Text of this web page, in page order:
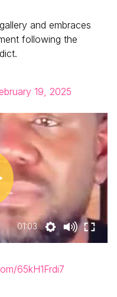
and embraces
following the
19, 2025
01:03
65kH1Frdi7